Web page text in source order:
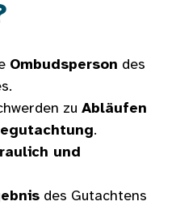
Ombudsperson des
zu Abläufen
.
und
des Gutachtens